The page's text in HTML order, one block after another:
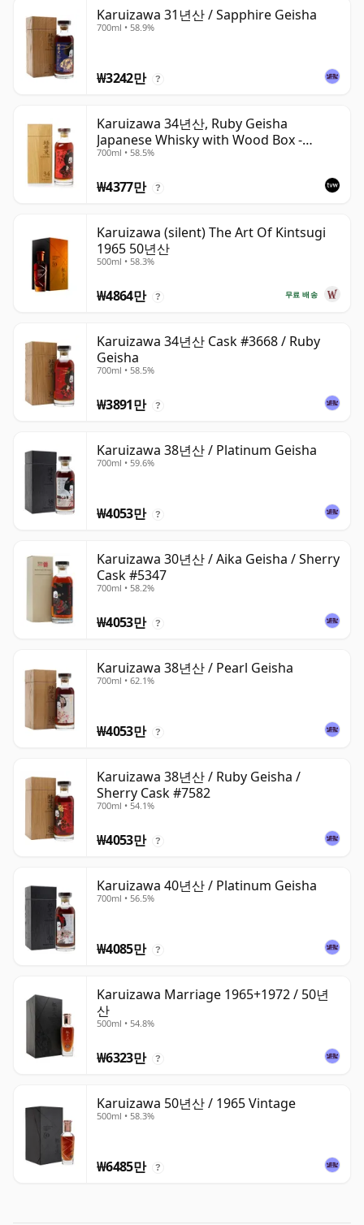
Karuizawa 31년산 / Sapphire Geisha
700ml • 58.9%
₩3242만 ?
Karuizawa 34년산, Ruby Geisha
Japanese Whisky with Wood Box -
Sherry Butt #3668
700ml • 58.5%
₩4377만 ?
Karuizawa (silent) The Art Of Kintsugi
1965 50년산
500ml • 58.3%
무료 배송
₩4864만 ?
Karuizawa 34년산 Cask #3668 / Ruby
Geisha
700ml • 58.5%
₩3891만 ?
Karuizawa 38년산 / Platinum Geisha
700ml • 59.6%
₩4053만 ?
Karuizawa 30년산 / Aika Geisha / Sherry
Cask #5347
700ml • 58.2%
₩4053만 ?
Karuizawa 38년산 / Pearl Geisha
700ml • 62.1%
₩4053만 ?
Karuizawa 38년산 / Ruby Geisha /
Sherry Cask #7582
700ml • 54.1%
₩4053만 ?
Karuizawa 40년산 / Platinum Geisha
700ml • 56.5%
₩4085만 ?
Karuizawa Marriage 1965+1972 / 50년
산
500ml • 54.8%
₩6323만 ?
Karuizawa 50년산 / 1965 Vintage
500ml • 58.3%
₩6485만 ?